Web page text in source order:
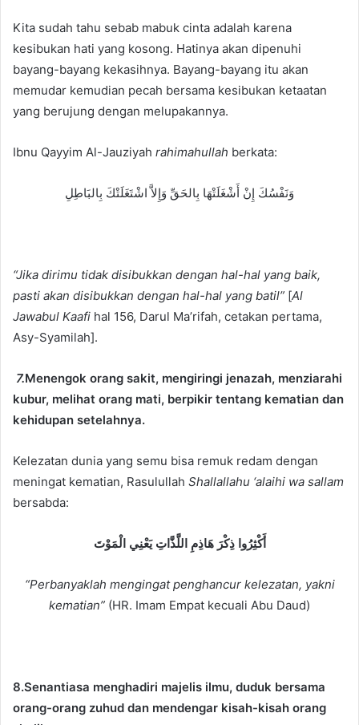
Kita sudah tahu sebab mabuk cinta adalah karena
kesibukan hati yang kosong. Hatinya akan dipenuhi
bayang-bayang kekasihnya. Bayang-bayang itu akan
memudar kemudian pecah bersama kesibukan ketaatan
yang berujung dengan melupakannya.
Ibnu Qayyim Al-Jauziyah rahimahullah berkata:
وَنَفْسُكَ إِنْ أَشْغَلَتْهَا بِالحَقِّ وَإِلاَّ اشْتَغَلَتْكَ بِالبَاطِلِ
“Jika dirimu tidak disibukkan dengan hal-hal yang baik,
pasti akan disibukkan dengan hal-hal yang batil” [Al
Jawabul Kaafi hal 156, Darul Ma’rifah, cetakan pertama,
Asy-Syamilah].
7.Menengok orang sakit, mengiringi jenazah, menziarahi
kubur, melihat orang mati, berpikir tentang kematian dan
kehidupan setelahnya.
Kelezatan dunia yang semu bisa remuk redam dengan
meningat kematian, Rasulullah Shallallahu ‘alaihi wa sallam
bersabda:
أَكْثِرُوا ذِكْرَ هَاذِمِ اللَّذَّاتِ يَعْنِي الْمَوْتَ
“Perbanyaklah mengingat penghancur kelezatan, yakni
kematian” (HR. Imam Empat kecuali Abu Daud)
8.Senantiasa menghadiri majelis ilmu, duduk bersama
orang-orang zuhud dan mendengar kisah-kisah orang